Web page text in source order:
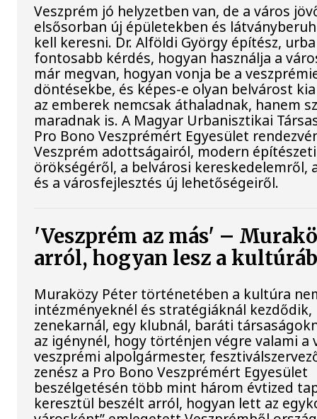
Veszprém jó helyzetben van, de a város
elsősorban új épületekben és
kell keresni. Dr. Alföldi György építész,
fontosabb kérdés, hogyan használja a
már megvan, hogyan vonja be a
döntésekbe, és képes-e olyan belvárost
az emberek nemcsak áthaladnak, hanem
maradnak is. A Magyar Urbanisztikai
Pro Bono Veszprémért Egyesület
Veszprém adottságairól, modern építészeti
örökségéről, a belvárosi kereskedelemről,
és a városfejlesztés új lehetőségeiről.
'Veszprém az más' –
arról, hogyan lesz a
Muraközy Péter történetében a kultúra
intézményeknél és stratégiáknál kezdődik,
zenekarnál, egy klubnál, baráti
az igénynél, hogy történjen végre valami a
veszprémi alpolgármester,
zenész a Pro Bono Veszprémért Egyesület
beszélgetésén több mint három évtized
keresztül beszélt arról, hogyan lett az